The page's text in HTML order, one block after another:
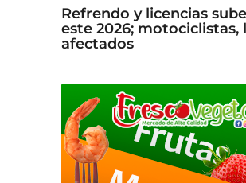
Refrendo y licencias
este 2026; motociclistas,
afectados